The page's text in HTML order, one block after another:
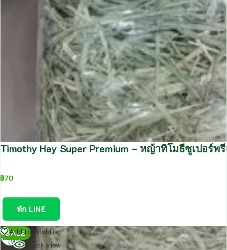
Timothy Hay Super Premium – หญ้าทิโมธีซูเปอร์
฿70
ทัก LINE
SALE
Add to Wishlist
Quick view
อ่าน
เพิ่ม